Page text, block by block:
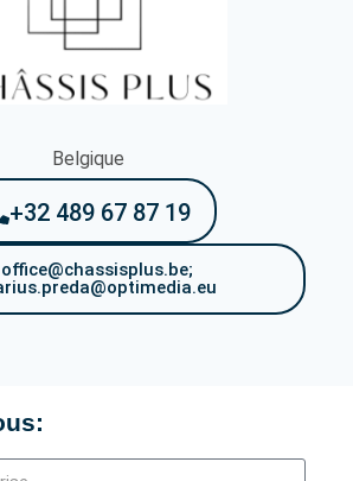
Belgique
+32 489 67 87 19
office@chassisplus.be;